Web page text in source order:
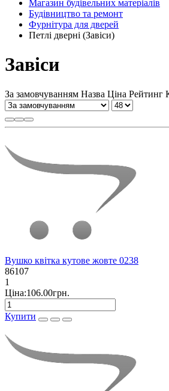
Магазин будівельних матеріалів
Будівництво та ремонт
Фурнітура для дверей
Петлі дверні (Завіси)
Завіси
За замовчуванням Назва Ціна Рейтинг
Вушко квітка кутове жовте 0238
86107
1
Ціна:106.00грн.
Купити